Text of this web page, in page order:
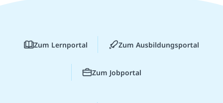
Zum Lernportal Zum Ausbildungsportal
Zum Jobportal